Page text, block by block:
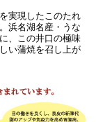
実現したこのたれ
浜名湖名産・うな
、この井口の極味
い蒲焼を召し上が